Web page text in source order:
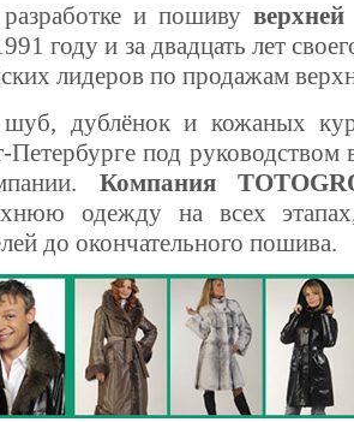
и пошиву
году и за двадцать лет
лидеров по продажам
дублёнок и кожаных
Петербурге под руководством
Компания
одежду на всех
до окончательного пошива.